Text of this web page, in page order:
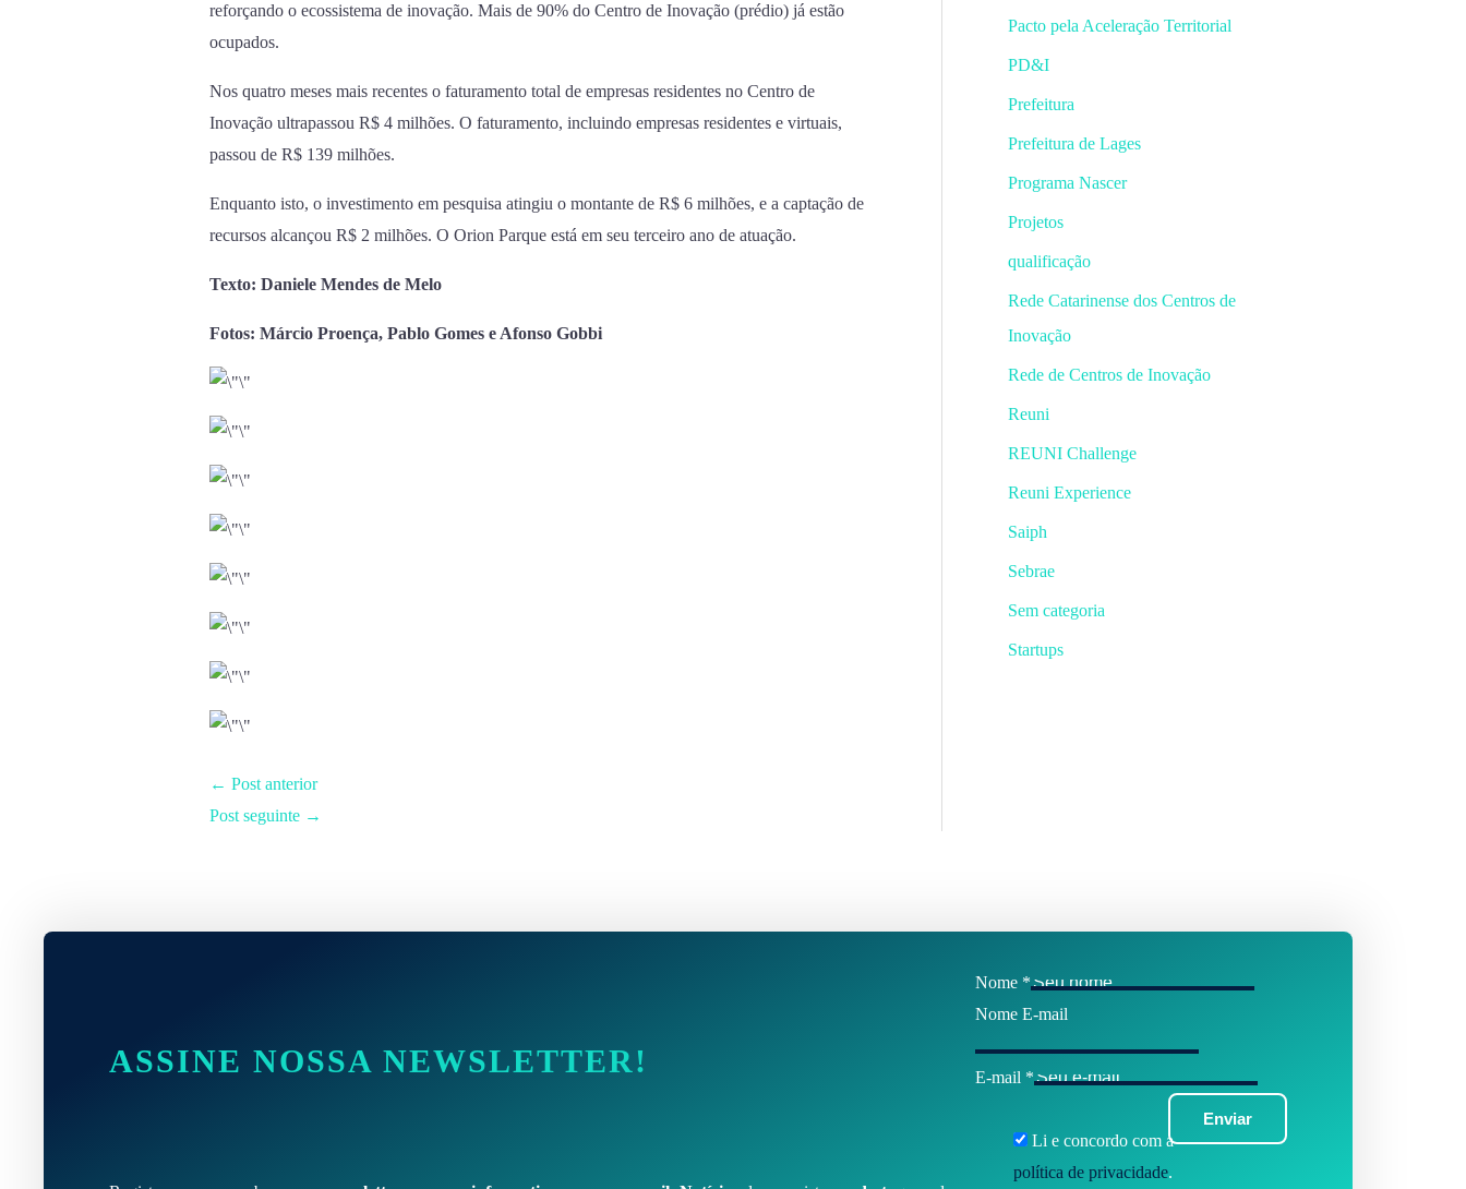
reforçando o ecossistema de inovação. Mais de 90% do Centro de Inovação (prédio) já estão
ocupados.
Nos quatro meses mais recentes o faturamento total de empresas residentes no Centro de
Inovação ultrapassou R$ 4 milhões. O faturamento, incluindo empresas residentes e virtuais,
passou de R$ 139 milhões.
Enquanto isto, o investimento em pesquisa atingiu o montante de R$ 6 milhões, e a captação de
recursos alcançou R$ 2 milhões. O Orion Parque está em seu terceiro ano de atuação.
Texto: Daniele Mendes de Melo
Fotos: Márcio Proença, Pablo Gomes e Afonso Gobbi
← Post anterior
Post seguinte →
Pacto pela Aceleração Territorial
PD&I
Prefeitura
Prefeitura de Lages
Programa Nascer
Projetos
qualificação
Rede Catarinense dos Centros de
Inovação
Rede de Centros de Inovação
Reuni
REUNI Challenge
Reuni Experience
Saiph
Sebrae
Sem categoria
Startups
ASSINE NOSSA NEWSLETTER!
Nome *
Nome E-mail
E-mail *
Enviar
Li e concordo com a
política de privacidade.